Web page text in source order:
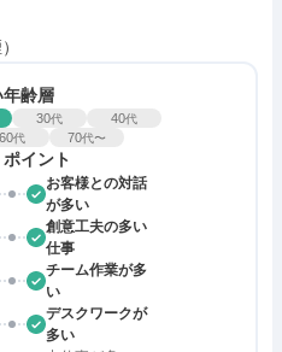
年齢層
30代 40代
60代 70代〜
イント
お客様との対話
が多い
創意工夫の多い
仕事
チーム作業が多
い
デスクワークが
多い